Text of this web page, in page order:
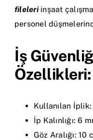
fileleri inşaat
personel
İş
Özellikleri:
Kullanılan
İp Kalınlığı: 6
Göz Aralığı: 10